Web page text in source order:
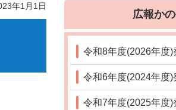
年1月1日
広報か
令和8年度(2026年度)
令和6年度(2024年度)
令和7年度(2025年度)